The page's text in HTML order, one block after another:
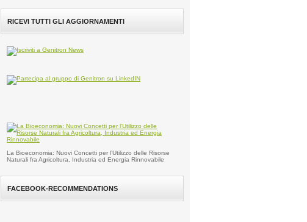
RICEVI TUTTI GLI AGGIORNAMENTI
La Bioeconomia: Nuovi Concetti per l’Utilizzo delle Risorse
Naturali fra Agricoltura, Industria ed Energia Rinnovabile
FACEBOOK-RECOMMENDATIONS